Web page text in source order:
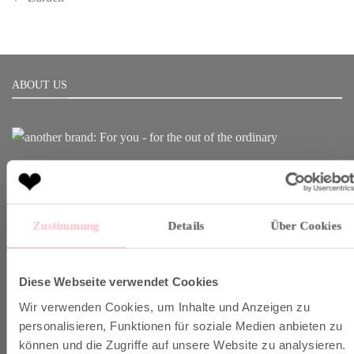
Zustimmung Details Über Cookies
Diese Webseite verwendet Cookies
Wir verwenden Cookies, um Inhalte und Anzeigen zu
personalisieren, Funktionen für soziale Medien anbieten zu
können und die Zugriffe auf unsere Website zu analysieren.
ABOUT US
Born in Munich.
Inspiring Designs.
Another Brand stands for inspiring designs, natural fabrics and
VERSAND & INFO